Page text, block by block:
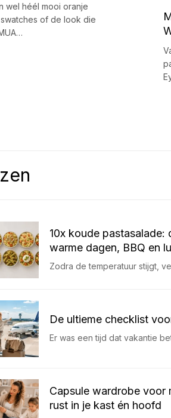
wel héél mooi oranje
of de look die
10x koude
warme dagen, BBQ en
Zodra de temperatuur stijgt,
De ultieme checklist
Er was een tijd dat vakantie
Capsule wardrobe voor
rust in je kast én hoofd